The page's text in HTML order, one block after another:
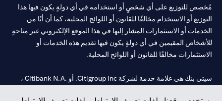
مُخصص للتوزيع على أي شخصٍ أو استخدامه في أي دولةٍ يكون فيها هذا
التوزيع أو الاستخدام مخالفًا للقانون أو اللوائح المحلية، كما أن أيًا من
الخدمات أو الاستثمارات المشار إليها في هذا الموقع الإلكتروني غير متاحةٍ
للأشخاص المقيمين في أي دولةٍ يكون فيها تقديم هذه الخدمات أو
الاستثمارات مخالفًا للقانون أو اللوائح المحلية.
سيتي بنك هي علامة خدمة لشركة Citigroup Inc. أو .Citibank N.A ،